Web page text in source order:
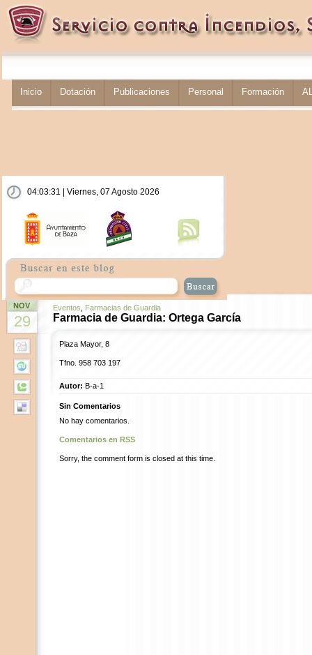
Inicio Dotación Publicaciones Personal Formación
04:03:31 | Viernes, 07 Agosto 2026
NOV
29
Eventos Farmacias de Guardia
Farmacia de Guardia: Ortega García
Plaza Mayor, 8
Tfno. 958 703 197
Autor: B-a-1
Sin Comentarios
No hay comentarios.
Comentarios en RSS
Sorry, the comment form is closed at this time.